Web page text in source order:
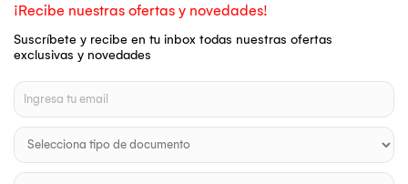
¡Recibe nuestras ofertas y novedades!
Suscríbete y recibe en tu inbox todas nuestras ofertas
exclusivas y novedades